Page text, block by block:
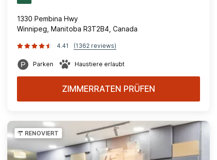
1330 Pembina Hwy
Winnipeg, Manitoba R3T2B4, Canada
4.41 (1362 reviews)
Parken Haustiere erlaubt
ZIMMERRATEN PRÜFEN
RENOVIERT